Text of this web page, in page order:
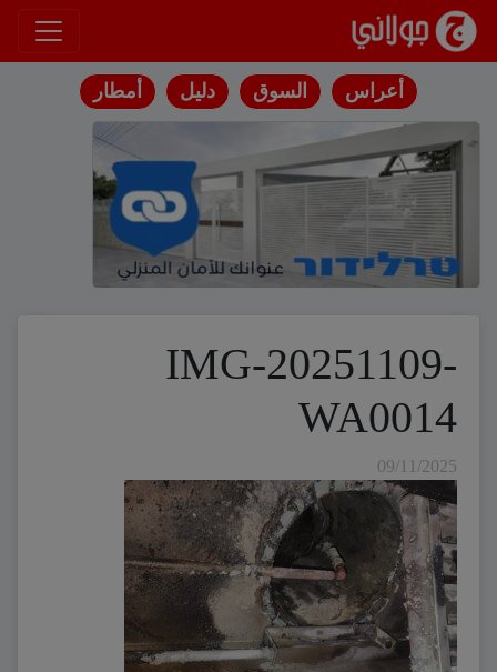
انتقل إلى المحتوى
أعراس السوق دليل أمطار
IMG-20251109-
WA0014
09/11/2025